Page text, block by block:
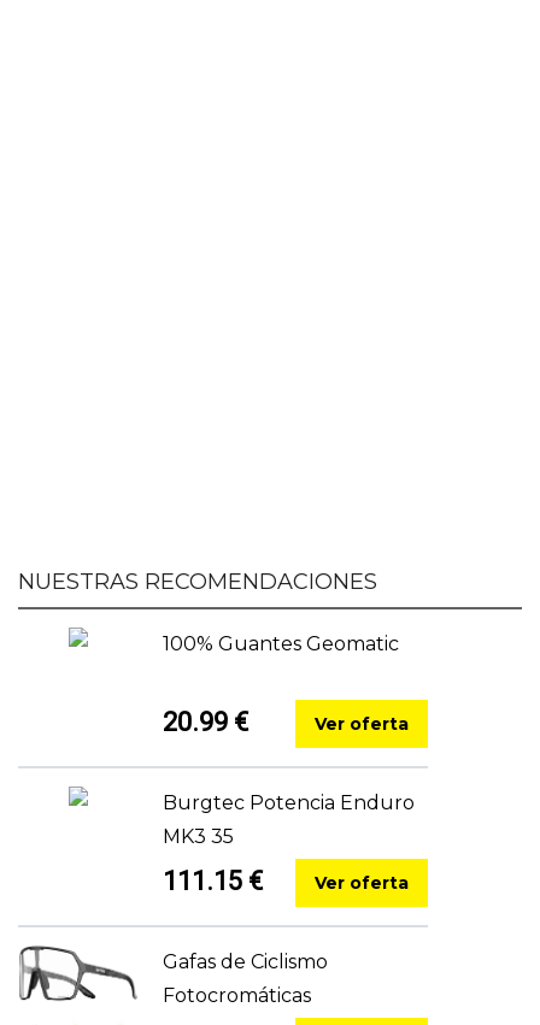
NUESTRAS RECOMENDACIONES
100% Guantes Geomatic
20.99 € Ver oferta
Burgtec Potencia Enduro
MK3 35
111.15 € Ver oferta
Gafas de Ciclismo
Fotocromáticas